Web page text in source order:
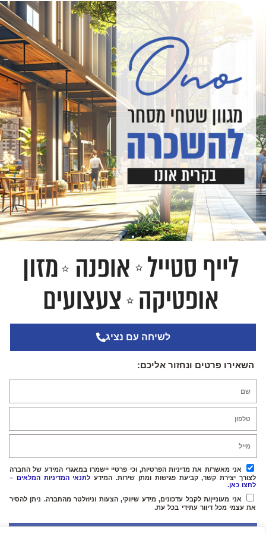
לשיחה עם נציג
השאירו פרטים ונחזור אליכם:
אני מאשר/ת את מדיניות הפרטיות, וכי פרטיי יישמרו במאגרי המידע של החברה
לצורך יצירת קשר, קביעת פגישות ומתן שירות. המידע לתנאי המדיניות המלאים –
לחצו כאן.
אני מעוניין/ת לקבל עדכונים, מידע שיווקי, הצעות וניוזלטר מהחברה. ניתן להסיר
את עצמי מכל דיוור עתידי בכל עת.